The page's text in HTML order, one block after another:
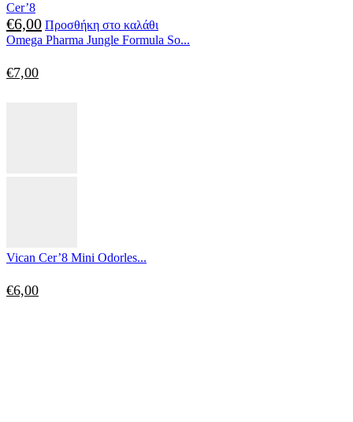
Cer’8
€6,00 Προσθήκη στο καλάθι
Omega Pharma Jungle Formula So...
€7,00
Vican Cer’8 Mini Odorles...
€6,00